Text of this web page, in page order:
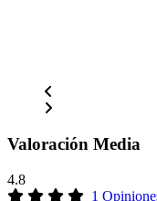
Valoración Media
4.8
1